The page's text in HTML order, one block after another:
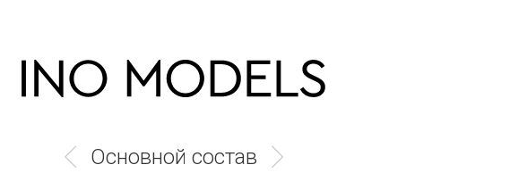
Основной состав